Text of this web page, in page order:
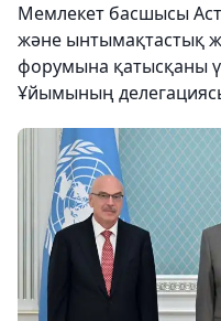
Мемлекет басшысы
және ынтымақтастық
форумына қатысқаны
Ұйымының